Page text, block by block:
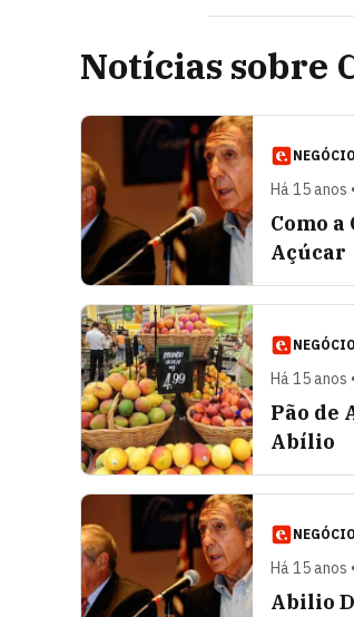
Notícias sobre
Há 15 anos
Como
Açúcar
Há 15 anos
Pão de
Abílio
Há 15 anos
Abilio